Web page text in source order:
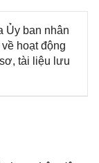
Ủy ban nhân
hoạt động
tài liệu lưu